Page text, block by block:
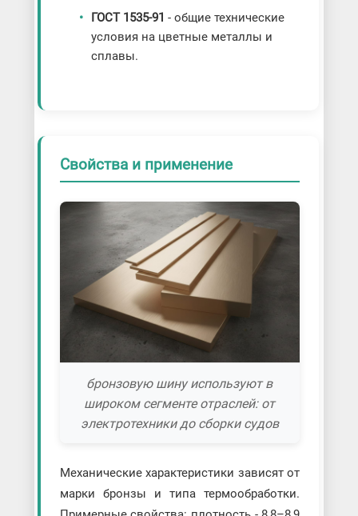
ГОСТ 1535-91 - общие технические
условия на цветные металлы и
сплавы.
Свойства и применение
бронзовую шину используют в
широком сегменте отраслей: от
электротехники до сборки судов
Механические характеристики зависят от
марки бронзы и типа термообработки.